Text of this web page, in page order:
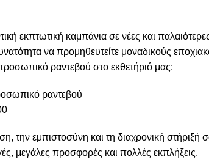
εκπτωτική καμπάνια σε νέες και
να προμηθευτείτε μοναδικούς
ραντεβού στο εκθετήριό μας:
ραντεβού
την εμπιστοσύνη και τη διαχρονική
μεγάλες προσφορές και πολλές εκπλήξεις.